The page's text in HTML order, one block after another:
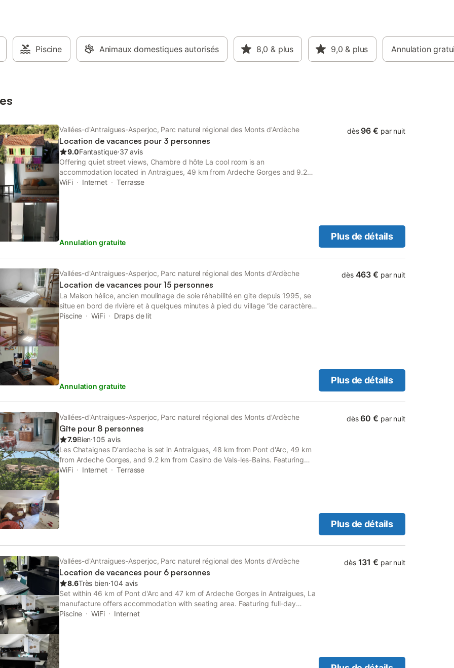
Piscine Animaux domestiques autorisés 8,0 & plus 9,0 & plus Annulation
Vallées-d'Antraigues-Asperjoc, Parc naturel régional des Monts d'Ardèche
Location de vacances pour 3 personnes
9.0Fantastique⋅37 avis
Offering quiet street views, Chambre d hôte La cool room is an
accommodation located in Antraigues, 49 km from Ardeche Gorges and 9.2
km from Casino de Vals-les-Bains.
WiFi Internet Terrasse
Annulation gratuite
dès 96 € par nuit
Plus de détails
Vallées-d'Antraigues-Asperjoc, Parc naturel régional des Monts d'Ardèche
Location de vacances pour 15 personnes
La Maison hélice, ancien moulinage de soie réhabilité en gite depuis 1995, se
situe en bord de rivière et à quelques minutes à pied du village “de caractère”
Antraigue-sur volane. La Maison hélice est pensée comme un lieu où
chambres, 1 salon-bibliothèque pleine de bandes dessinées et autres ouvrages
pied de la bâtisse et la cour intérieure dispose d’une piscine hors-sol . Gîte
grande capacité Ardèche bord de rivière. Il se compose de La pièce principale
de 70 mètres carré accueillant : - 1 cuisine semi-professionelle équipée d'un
piano 5 feux, deux fours grande capacité, un lave vaisselle cycle 4 min, robot
multifonction. - un espace salle à manger avec sa table 20 personnes. - Un
coin salon. La terrasse principale - Coin salon avec canapé, parasol et transats,
Piscine WiFi Draps de lit
Annulation gratuite
dès 463 € par nuit
Plus de détails
Vallées-d'Antraigues-Asperjoc, Parc naturel régional des Monts d'Ardèche
Gîte pour 8 personnes
7.9Bien⋅105 avis
Les Chataignes D'ardeche is set in Antraigues, 48 km from Pont d'Arc, 49 km
from Ardeche Gorges, and 9.2 km from Casino de Vals-les-Bains. Featuring
mountain and city views, this apartment also has free WiFi.
WiFi Internet Terrasse
dès 60 € par nuit
Plus de détails
Vallées-d'Antraigues-Asperjoc, Parc naturel régional des Monts d'Ardèche
Location de vacances pour 6 personnes
8.6Très bien⋅104 avis
Set within 46 km of Pont d'Arc and 47 km of Ardeche Gorges in Antraigues, La
manufacture offers accommodation with seating area. Featuring full-day
security, this property also provides guests with a picnic area.
Piscine WiFi Internet
dès 131 € par nuit